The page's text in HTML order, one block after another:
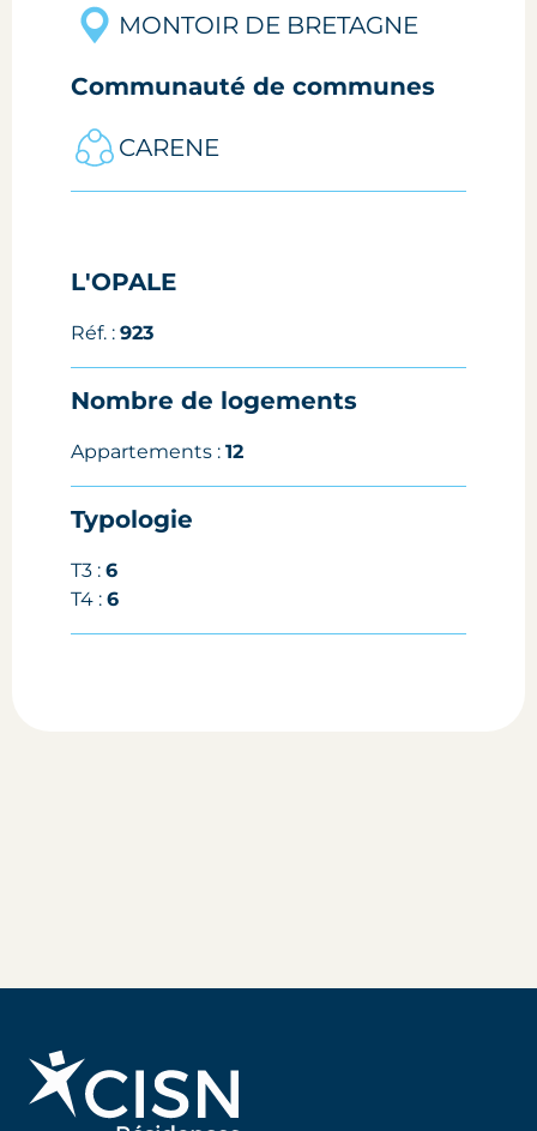
MONTOIR DE BRETAGNE
Communauté de communes
CARENE
L'OPALE
Réf. :923
Nombre de logements
Appartements :12
Typologie
T3 :6
T4 :6